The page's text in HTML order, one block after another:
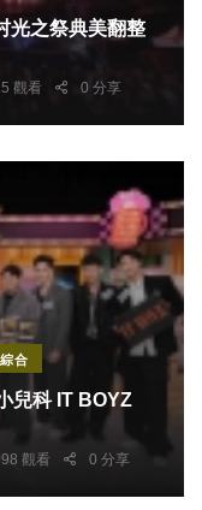
光之祭典美翻整
觀看 0 分享
綜合
兒科 IT BOYZ
觀看 0 分享